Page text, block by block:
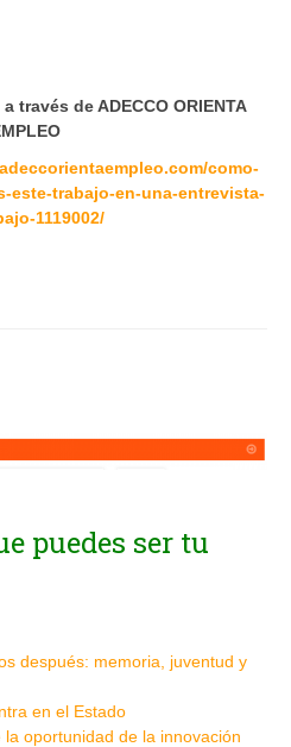
través de ADECCO ORIENTA
como-
este-trabajo-en-una-entrevista-
1119002/
puedes ser tu
después: memoria, juventud y
en el Estado
oportunidad de la innovación